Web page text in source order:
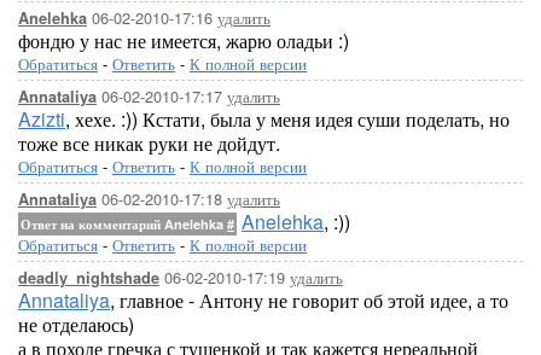
Anelehka 06-02-2010-17:16 удалить
фондю у нас не имеется, жарю оладьи :)
Обратиться - Ответить - К полной версии
Annataliya 06-02-2010-17:17 удалить
Azizti, хехе. :)) Кстати, была у меня идея суши поделать, но
тоже все никак руки не дойдут.
Обратиться - Ответить - К полной версии
Annataliya 06-02-2010-17:18 удалить
Ответ на комментарий Anelehka # Anelehka, :))
Обратиться - Ответить - К полной версии
deadly_nightshade 06-02-2010-17:19 удалить
Annataliya, главное - Антону не говорит об этой идее, а то
не отделаюсь)
а в походе гречка с тушенкой и так кажется нереальной